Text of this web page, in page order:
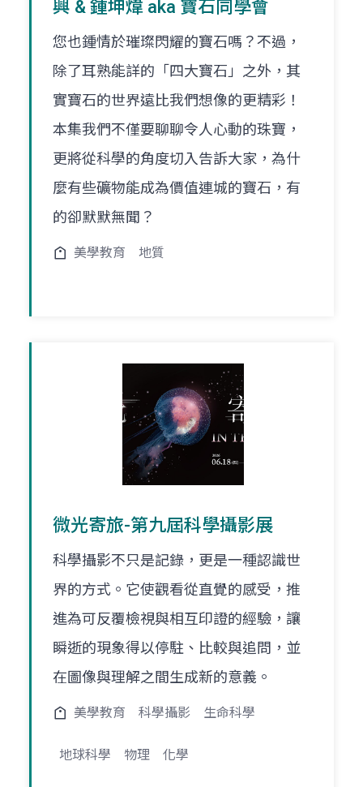
興 & 鍾坤煒 aka 寶石同學會
您也鍾情於璀璨閃耀的寶石嗎？不過，
除了耳熟能詳的「四大寶石」之外，其
實寶石的世界遠比我們想像的更精彩！
本集我們不僅要聊聊令人心動的珠寶，
更將從科學的角度切入告訴大家，為什
麼有些礦物能成為價值連城的寶石，有
的卻默默無聞？
美學教育 地質
微光寄旅-第九屆科學攝影展
科學攝影不只是記錄，更是一種認識世
界的方式。它使觀看從直覺的感受，推
進為可反覆檢視與相互印證的經驗，讓
瞬逝的現象得以停駐、比較與追問，並
在圖像與理解之間生成新的意義。
美學教育 科學攝影 生命科學
地球科學 物理 化學